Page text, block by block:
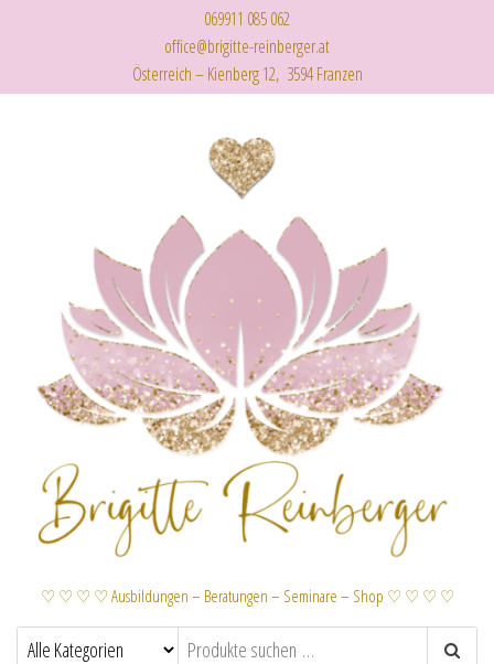
069911 085 062
office@brigitte-reinberger.at
Österreich – Kienberg 12, 3594 Franzen
♡ ♡ ♡ ♡ Ausbildungen – Beratungen – Seminare – Shop ♡ ♡ ♡ ♡